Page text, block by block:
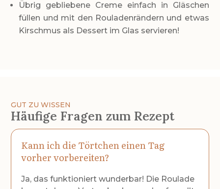
Übrig gebliebene Creme einfach in Gläschen
füllen und mit den Rouladenrändern und etwas
Kirschmus als Dessert im Glas servieren!
GUT ZU WISSEN
Häufige Fragen zum Rezept
Kann ich die Törtchen einen Tag
vorher vorbereiten?
Ja, das funktioniert wunderbar! Die Roulade